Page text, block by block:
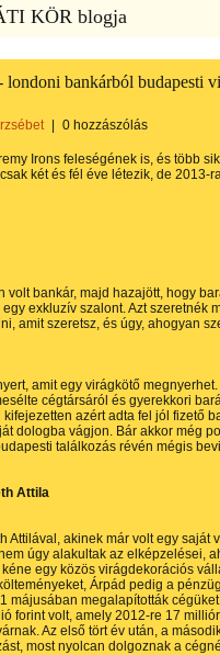
KÖR blogja
londoni bankárból budapesti
0 hozzászólás
Irons feleségének is, és több
két és fél éve létezik, de 2013-
volt bankár, majd hazajött, hogy
exkluzív szalont. Azt szeretnék
amit szeretsz, és úgy, ahogyan
amit egy virágkötő
cégtársáról és gyerekkori
azért adta fel jól fizető
dologba vágjon. Bár akkor még
találkozás révén mégis
Attila
Attilával, akinek már volt egy saját
úgy alakultak az elképzelései,
egy közös virágdekorációs
Árpád pedig a
májusában megalapították
forint volt, amely 2012-re 17
Az első tört év után, a
most nyolcan dolgoznak a